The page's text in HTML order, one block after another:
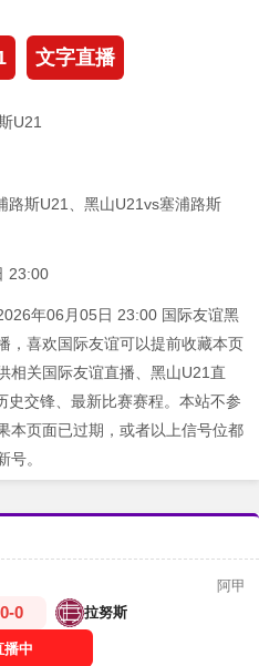
文字直播
U21
路斯U21、黑山U21vs塞浦路斯
23:00
年06月05日 23:00 国际友谊黑
，喜欢国际友谊可以提前收藏本页
相关国际友谊直播、黑山U21直
交锋、最新比赛赛程。本站不参
本页面已过期，或者以上信号位都
号。
阿甲
0-0 拉努斯
播中